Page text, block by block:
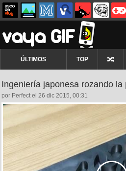
ÚLTIMOS TOP
Ingeniería japonesa rozando la
por Perfect el 26 dic 2015, 00:31